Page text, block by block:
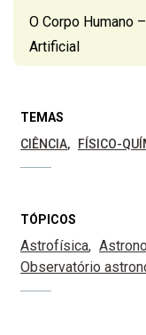
O Corpo Humano
Artificial
TEMAS
CIÊNCIA
FÍSICO-
TÓPICOS
Astrofísica
Observatório